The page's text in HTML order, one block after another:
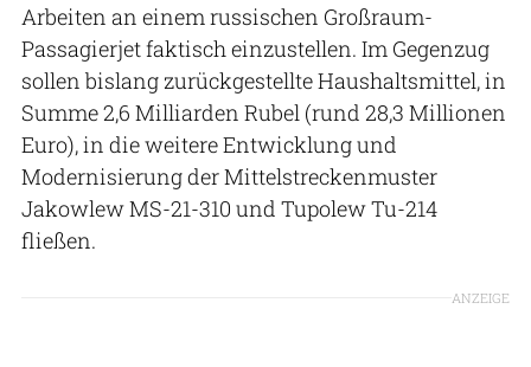
Arbeiten an einem russischen Großraum-
Passagierjet faktisch einzustellen. Im Gegenzug
sollen bislang zurückgestellte Haushaltsmittel, in
Summe 2,6 Milliarden Rubel (rund 28,3 Millionen
Euro), in die weitere Entwicklung und
Modernisierung der Mittelstreckenmuster
Jakowlew MS-21-310 und Tupolew Tu-214
fließen.
ANZEIGE